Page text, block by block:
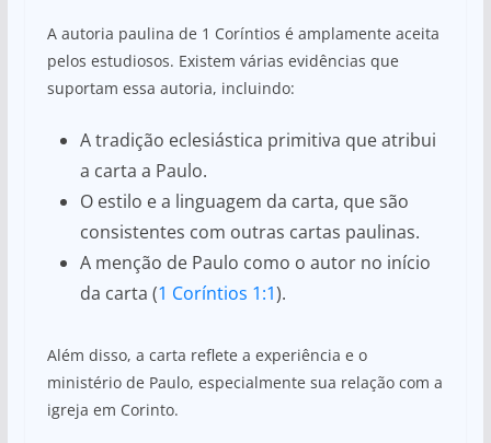
A autoria paulina de 1 Coríntios é amplamente aceita
pelos estudiosos. Existem várias evidências que
suportam essa autoria, incluindo:
A tradição eclesiástica primitiva que atribui
a carta a Paulo.
O estilo e a linguagem da carta, que são
consistentes com outras cartas paulinas.
A menção de Paulo como o autor no início
da carta (1 Coríntios 1:1).
Além disso, a carta reflete a experiência e o
ministério de Paulo, especialmente sua relação com a
igreja em Corinto.